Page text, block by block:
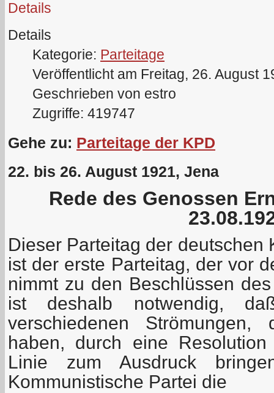
Details
Details
Kategorie: Parteitage
Veröffentlicht am Freitag, 26. August
Geschrieben von estro
Zugriffe: 419747
Gehe zu: Parteitage der KPD
22. bis 26. August 1921, Jena
Rede des Genossen
Dieser Parteitag der deutschen
ist der erste Parteitag, der vor
nimmt zu den Beschlüssen
ist deshalb notwendig,
verschiedenen
haben, durch eine
Linie zum Ausdruck
Kommunistische Partei die